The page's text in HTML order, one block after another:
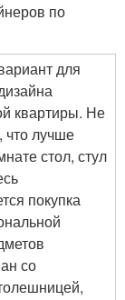
по
для
квартиры. Не
что лучше
стол, стул
покупка
со